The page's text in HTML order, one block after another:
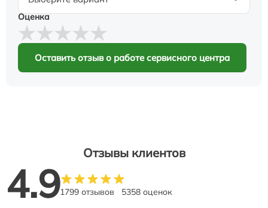
Оценка
Оставить отзыв о работе сервисного центра
Отзывы клиентов
4.91799 отзывов 5358 оценок